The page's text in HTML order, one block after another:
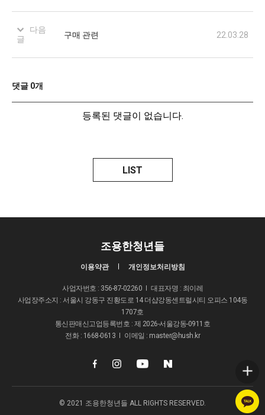
다음
글
구매 관련 22.03.28
댓글 0개
등록된 댓글이 없습니다.
LIST
조용한청년들
이용약관 개인정보처리방침
사업자번호 : 356-87-02260
대표자명 : 최이레
사업장주소지 : 서울시 강동구 진황도로 14 더샵강동센트럴시티 오피스 104동
1707호
통신판매신고업등록번호 : 제 2026-서울강동-0911호
전화 : 1668-0613
이메일 : master@hush.kr
© 2021 조용한청년들 ALL RIGHTS RESERVED.